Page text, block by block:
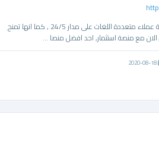
منصة استثمار للتداول توفر خدمة عملاء متعددة اللغات على مدار 24/5 , كما انها تمنح